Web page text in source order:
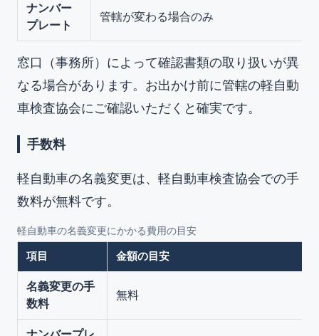
ナンバー
プレート
管轄が変わる場合のみ
窓口（事務所）によって確認書類の取り扱いが異
なる場合があります。お出かけ前に管轄の軽自動
車検査協会にご確認いただくと確実です。
手数料
軽自動車の名義変更は、軽自動車検査協会での手
数料が無料です。
軽自動車の名義変更にかかる費用の目安
項目 金額の目安
名義変更の手
数料
無料